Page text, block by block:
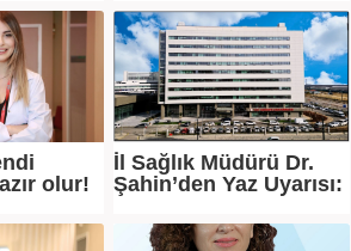
olur!
İl Sağlık Müdürü Dr.
Şahin’den Yaz Uyarısı: